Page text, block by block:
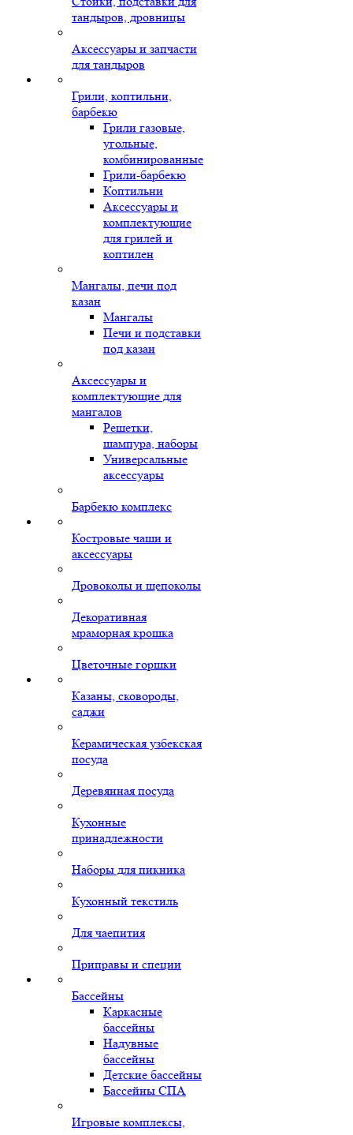
тандыров, дровницы
Аксессуары и запчасти
для тандыров
Грили, коптильни,
барбекю
Грили газовые,
угольные,
комбинированные
Грили-барбекю
Коптильни
Аксессуары и
комплектующие
для грилей и
коптилен
Мангалы, печи под
казан
Мангалы
Печи и подставки
под казан
Аксессуары и
комплектующие для
мангалов
Решетки,
шампура, наборы
Универсальные
аксессуары
Барбекю комплекс
Костровые чаши и
аксессуары
Дровоколы и щепоколы
Декоративная
мраморная крошка
Цветочные горшки
Казаны, сковороды,
саджи
Керамическая узбекская
посуда
Деревянная посуда
Кухонные
принадлежности
Наборы для пикника
Кухонный текстиль
Для чаепития
Приправы и специи
Бассейны
Каркасные
бассейны
Надувные
бассейны
Детские бассейны
Бассейны СПА
Игровые комплексы,